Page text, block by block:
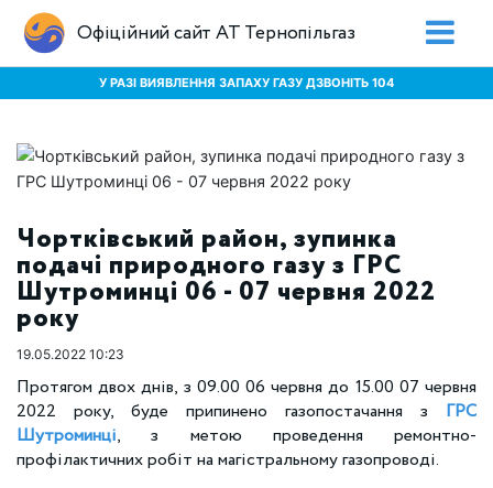
Офіційний сайт АТ Тернопільгаз
У РАЗІ ВИЯВЛЕННЯ ЗАПАХУ ГАЗУ ДЗВОНІТЬ 104
Чортківський район, зупинка
подачі природного газу з ГРС
Шутроминці 06 - 07 червня 2022
року
19.05.2022 10:23
Протягом двох днів, з 09.00 06 червня до 15.00 07 червня
2022 року, буде припинено газопостачання з ГРС
Шутроминці, з метою проведення ремонтно-
профілактичних робіт на магістральному газопроводі.